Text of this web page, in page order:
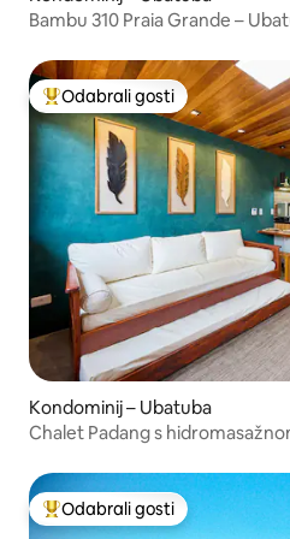
Bambu 310 Praia Grande –
Među najviše rangiranima s
Odabrali gosti
Kondominij – Ubatuba
Chalet Padang s
Među najviše rangiranima s
Odabrali gosti